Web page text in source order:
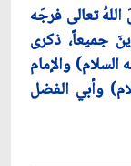
تعالى فرجَه
جميعاً، ذكرى
والإمام
وأبي الفضل